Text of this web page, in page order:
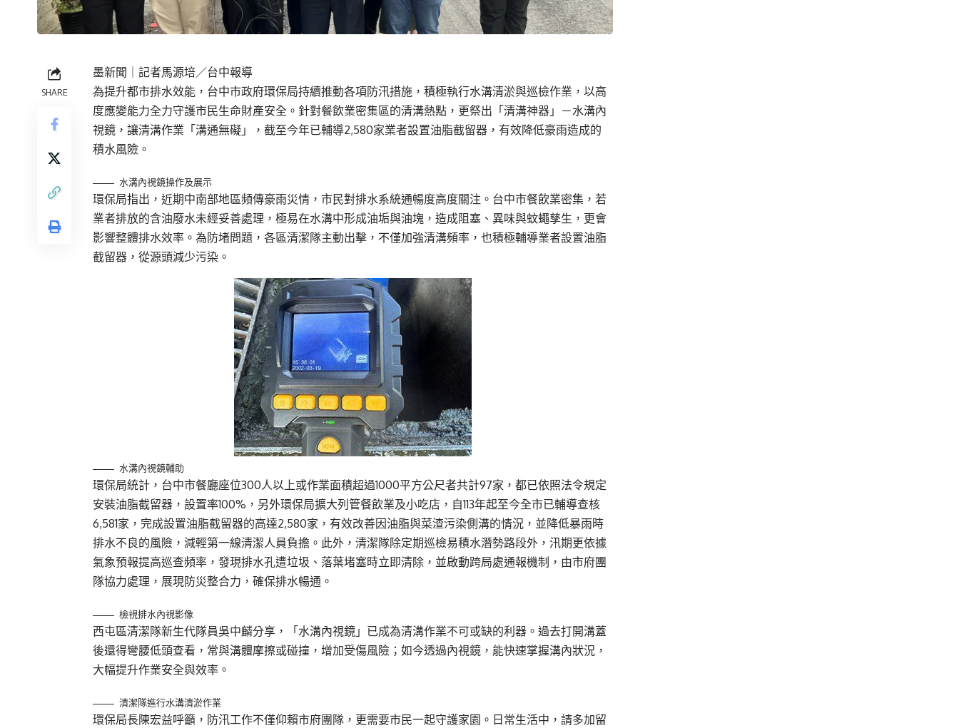
SHARE
墨新聞 ｜記者馬源培／台中報導
為提升都市排水效能，台中市政府環保局持續推動各項防汛措施，積極執行水溝清淤與巡檢作業，以高
度應變能力全力守護市民生命財產安全。針對餐飲業密集區的清溝熱點，更祭出「清溝神器」－水溝內
視鏡，讓清溝作業「溝通無礙」，截至今年已輔導2,580家業者設置油脂截留器，有效降低豪雨造成的
積水風險。
水溝內視鏡操作及展示
環保局指出，近期中南部地區頻傳豪雨災情，市民對排水系統通暢度高度關注。台中市餐飲業密集，若
業者排放的含油廢水未經妥善處理，極易在水溝中形成油垢與油塊，造成阻塞、異味與蚊蠅孳生，更會
影響整體排水效率。為防堵問題，各區清潔隊主動出擊，不僅加強清溝頻率，也積極輔導業者設置油脂
截留器，從源頭減少污染。
水溝內視鏡輔助
環保局統計，台中市餐廳座位300人以上或作業面積超過1000平方公尺者共計97家，都已依照法令規定
安裝油脂截留器，設置率100%，另外環保局擴大列管餐飲業及小吃店，自113年起至今全市已輔導查核
6,581家，完成設置油脂截留器的高達2,580家，有效改善因油脂與菜渣污染側溝的情況，並降低暴雨時
排水不良的風險，減輕第一線清潔人員負擔。此外，清潔隊除定期巡檢易積水潛勢路段外，汛期更依據
氣象預報提高巡查頻率，發現排水孔遭垃圾、落葉堵塞時立即清除，並啟動跨局處通報機制，由市府團
隊協力處理，展現防災整合力，確保排水暢通。
檢視排水內視影像
西屯區清潔隊新生代隊員吳中麟分享，「水溝內視鏡」已成為清溝作業不可或缺的利器。過去打開溝蓋
後還得彎腰低頭查看，常與溝體摩擦或碰撞，增加受傷風險；如今透過內視鏡，能快速掌握溝內狀況，
大幅提升作業安全與效率。
清潔隊進行水溝清淤作業
環保局長陳宏益呼籲，防汛工作不僅仰賴市府團隊，更需要市民一起守護家園。日常生活中，請多加留